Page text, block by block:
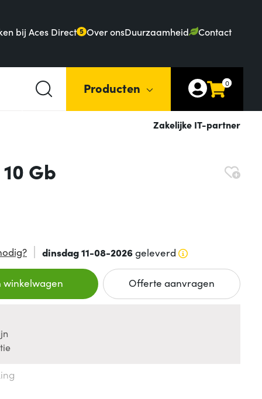
bij Aces Direct 5 Over onsDuurzaamheid Contact
Producten 0
Zakelijke IT-partner
Gb
dinsdag 11-08-2026geleverd
winkelwagen Offerte aanvragen